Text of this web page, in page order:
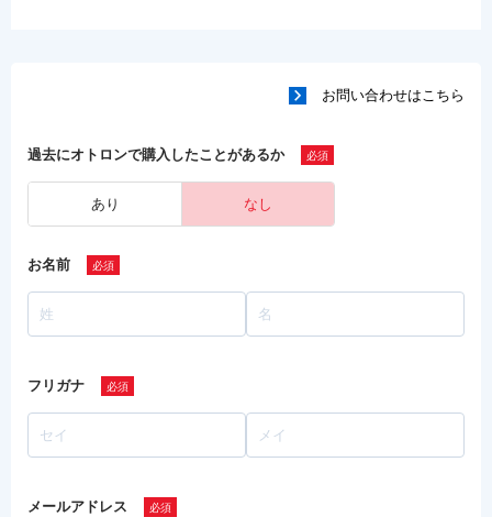
お問い合わせはこちら
過去にオトロンで購入したことがあるか
あり なし
お名前
フリガナ
メールアドレス